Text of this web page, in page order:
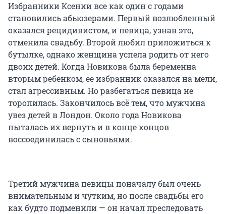
Избранники Ксении все как один с годами
становились абьюзерами. Первый возлюбленный
оказался рецидивистом, и певица, узнав это,
отменила свадьбу. Второй любил приложиться к
бутылке, однако женщина успела родить от него
двоих детей. Когда Новикова была беременна
вторым ребенком, ее избранник оказался на мели,
стал агрессивным. Но разбегаться певица не
торопилась. Закончилось всё тем, что мужчина
увез детей в Лондон. Около года Новикова
пыталась их вернуть и в конце концов
воссоединилась с сыновьями.
Третий мужчина певицы поначалу был очень
внимательным и чутким, но после свадьбы его
как будто подменили — он начал преследовать